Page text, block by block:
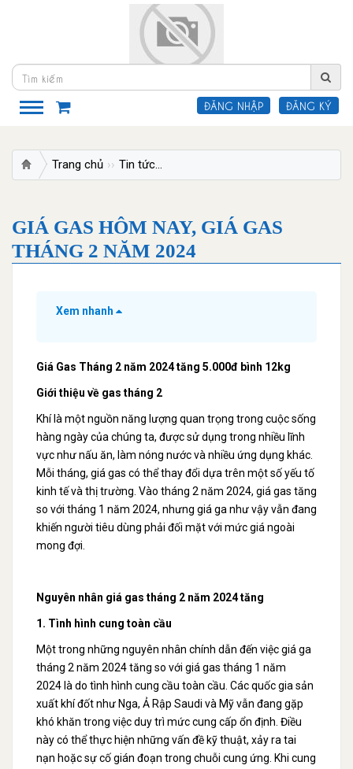
ĐĂNG NHẬP ĐĂNG KÝ
Trang chủ Tin tức
GIÁ GAS HÔM NAY, GIÁ GAS
THÁNG 2 NĂM 2024
Xem nhanh
Giá Gas Tháng 2 năm 2024 tăng 5.000đ bình 12kg
Giới thiệu về gas tháng 2
Khí là một nguồn năng lượng quan trọng trong cuộc sống
hàng ngày của chúng ta, được sử dụng trong nhiều lĩnh
vực như nấu ăn, làm nóng nước và nhiều ứng dụng khác.
Mỗi tháng, giá gas có thể thay đổi dựa trên một số yếu tố
kinh tế và thị trường. Vào tháng 2 năm 2024, giá gas tăng
so với tháng 1 năm 2024, nhưng giá ga như vậy vẫn đang
khiến người tiêu dùng phải đối mặt với mức giá ngoài
mong đợi.
Nguyên nhân giá gas tháng 2 năm 2024 tăng
1. Tình hình cung toàn cầu
Một trong những nguyên nhân chính dẫn đến việc giá ga
tháng 2 năm 2024 tăng so với giá gas tháng 1 năm
2024 là do tình hình cung cầu toàn cầu. Các quốc gia sản
xuất khí đốt như Nga, Ả Rập Saudi và Mỹ vẫn đang gặp
khó khăn trong việc duy trì mức cung cấp ổn định. Điều
này có thể thực hiện những vấn đề kỹ thuật, xảy ra tai
nạn hoặc sự cố gián đoạn trong chuỗi cung ứng. Khi cung